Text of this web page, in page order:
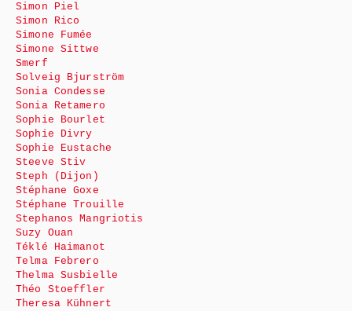
Simon Piel
Simon Rico
Simone Fumée
Simone Sittwe
Smerf
Solveig Bjurström
Sonia Condesse
Sonia Retamero
Sophie Bourlet
Sophie Divry
Sophie Eustache
Steeve Stiv
Steph (Dijon)
Stéphane Goxe
Stéphane Trouille
Stephanos Mangriotis
Suzy Ouan
Téklé Haimanot
Telma Febrero
Thelma Susbielle
Théo Stoeffler
Theresa Kühnert